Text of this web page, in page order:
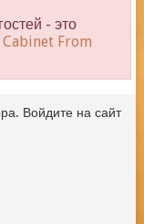
- это
Cabinet From
Войдите на сайт